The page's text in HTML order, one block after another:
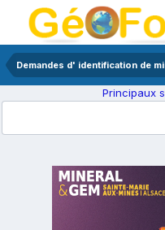
Demandes d' identification de
Principaux